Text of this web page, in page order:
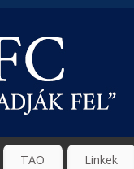
TAO Linkek